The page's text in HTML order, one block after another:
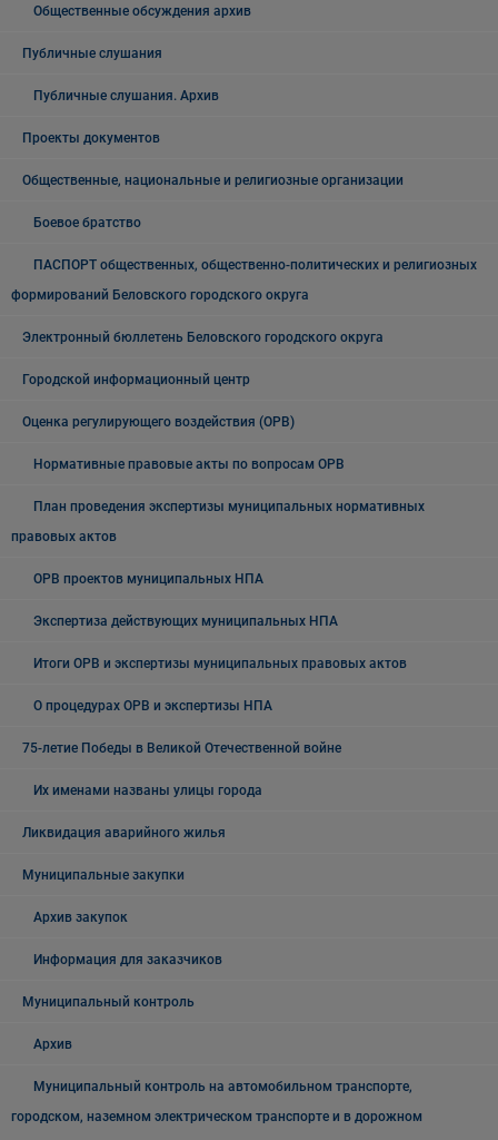
Общественные обсуждения архив
Публичные слушания
Публичные слушания. Архив
Проекты документов
Общественные, национальные и религиозные организации
Боевое братство
ПАСПОРТ общественных, общественно-политических и религиозных
формирований Беловского городского округа
Электронный бюллетень Беловского городского округа
Городской информационный центр
Оценка регулирующего воздействия (ОРВ)
Нормативные правовые акты по вопросам ОРВ
План проведения экспертизы муниципальных нормативных
правовых актов
ОРВ проектов муниципальных НПА
Экспертиза действующих муниципальных НПА
Итоги ОРВ и экспертизы муниципальных правовых актов
О процедурах ОРВ и экспертизы НПА
75-летие Победы в Великой Отечественной войне
Их именами названы улицы города
Ликвидация аварийного жилья
Муниципальные закупки
Архив закупок
Информация для заказчиков
Муниципальный контроль
Архив
Муниципальный контроль на автомобильном транспорте,
городском, наземном электрическом транспорте и в дорожном